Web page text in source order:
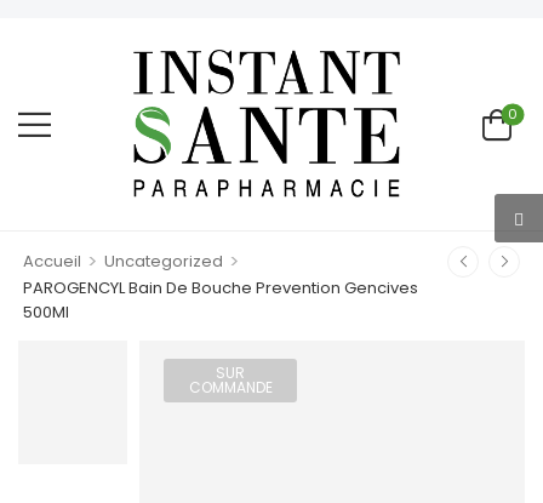
0
Accueil > Uncategorized >
PAROGENCYL Bain De Bouche Prevention Gencives
500Ml
SUR
COMMANDE